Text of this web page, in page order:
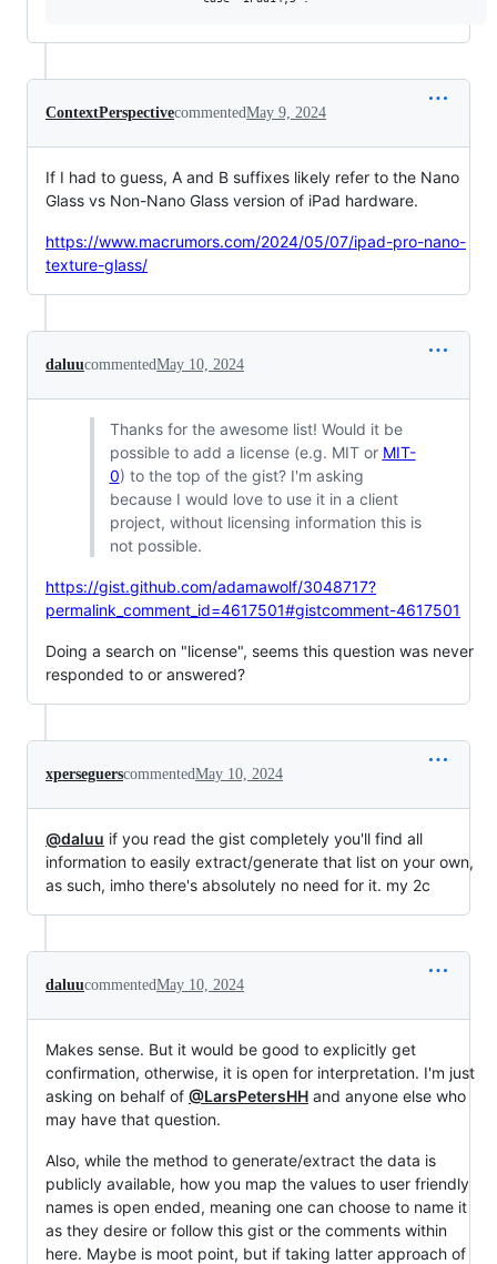
ContextPerspectivecommentedMay 9, 2024
If I had to guess, A and B suffixes likely refer to the Nano
Glass vs Non-Nano Glass version of iPad hardware.
https://www.macrumors.com/2024/05/07/ipad-pro-nano-
texture-glass/
daluucommentedMay 10, 2024
Thanks for the awesome list! Would it be
possible to add a license (e.g. MIT or MIT-
0) to the top of the gist? I'm asking
because I would love to use it in a client
project, without licensing information this is
not possible.
https://gist.github.com/adamawolf/3048717?
permalink_comment_id=4617501#gistcomment-4617501
Doing a search on "license", seems this question was never
responded to or answered?
xperseguerscommentedMay 10, 2024
@daluu if you read the gist completely you'll find all
information to easily extract/generate that list on your own,
as such, imho there's absolutely no need for it. my 2c
daluucommentedMay 10, 2024
Makes sense. But it would be good to explicitly get
confirmation, otherwise, it is open for interpretation. I'm just
asking on behalf of @LarsPetersHH and anyone else who
may have that question.
Also, while the method to generate/extract the data is
publicly available, how you map the values to user friendly
names is open ended, meaning one can choose to name it
as they desire or follow this gist or the comments within
here. Maybe is moot point, but if taking latter approach of